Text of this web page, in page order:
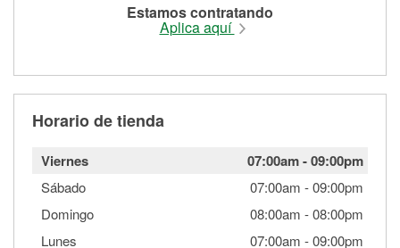
Estamos contratando
Aplica aquí
Horario de tienda
Viernes 07:00am-09:00pm
Sábado 07:00am -09:00pm
Domingo
08:00am -08:00pm
Lunes
07:00am -09:00pm